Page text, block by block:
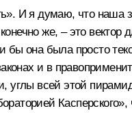
И я думаю, что наша
же, – это вектор
бы она была просто
и в
углы всей этой